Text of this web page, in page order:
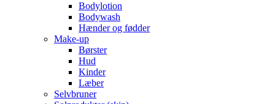
Bodylotion
Bodywash
Hænder og fødder
Make-up
Børster
Hud
Kinder
Læber
Selvbruner